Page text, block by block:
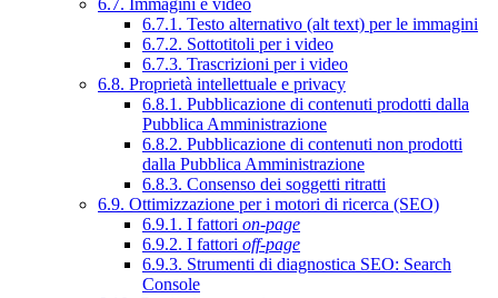
6.7. Immagini e video
6.7.1. Testo alternativo (alt text) per le immagini
6.7.2. Sottotitoli per i video
6.7.3. Trascrizioni per i video
6.8. Proprietà intellettuale e privacy
6.8.1. Pubblicazione di contenuti prodotti dalla
Pubblica Amministrazione
6.8.2. Pubblicazione di contenuti non prodotti
dalla Pubblica Amministrazione
6.8.3. Consenso dei soggetti ritratti
6.9. Ottimizzazione per i motori di ricerca (SEO)
6.9.1. I fattori on-page
6.9.2. I fattori off-page
6.9.3. Strumenti di diagnostica SEO: Search
Console